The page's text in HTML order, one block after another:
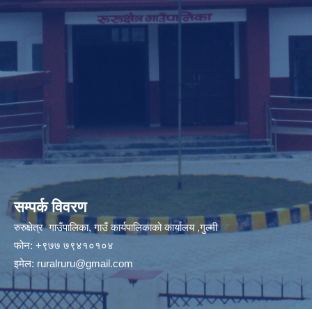
सम्पर्क विवरण
रुरुक्षेत्र गाउँपालिका, गाउँ कार्यपालिकाको कार्यालय ,गुल्मी
फोन: +९७७ ७९४१०१०४
इमेल: ruralruru@gmail.com